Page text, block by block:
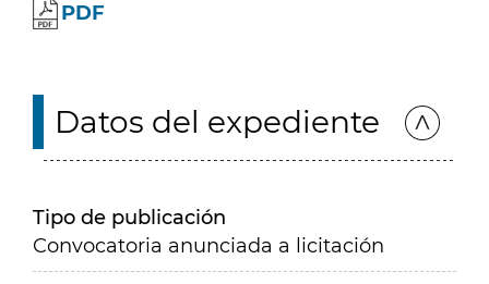
PDF
Datos del expediente
Tipo de publicación
Convocatoria anunciada a licitación